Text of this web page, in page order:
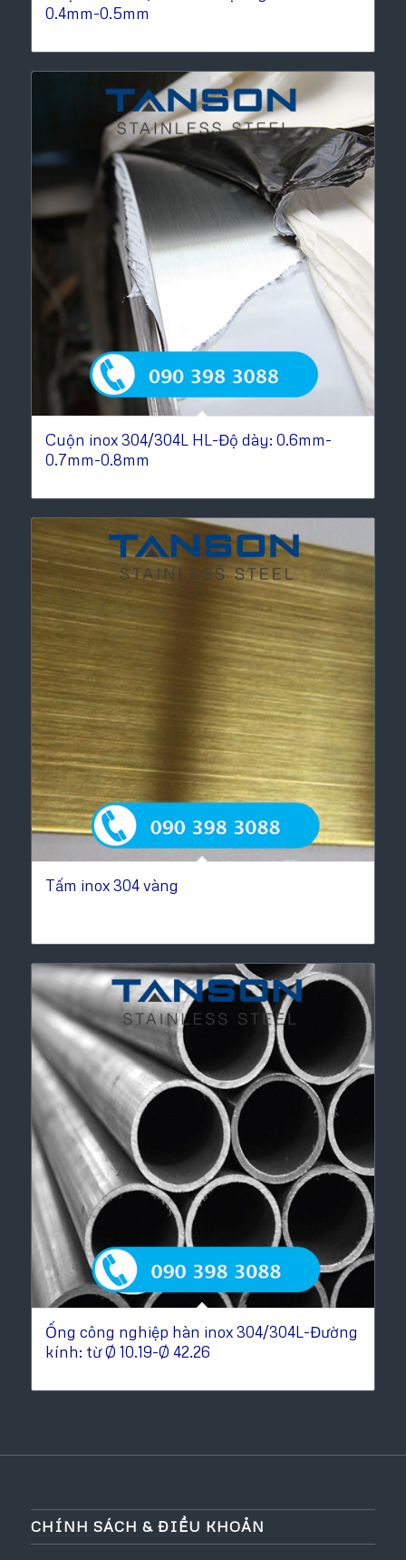
0.4mm-0.5mm
Cuộn inox 304/304L HL-Độ dày: 0.6mm-
0.7mm-0.8mm
Tấm inox 304 vàng
Ống công nghiệp hàn inox 304/304L-Đường
kính: từ Ø 10.19-Ø 42.26
CHÍNH SÁCH & ĐIỀU KHOẢN